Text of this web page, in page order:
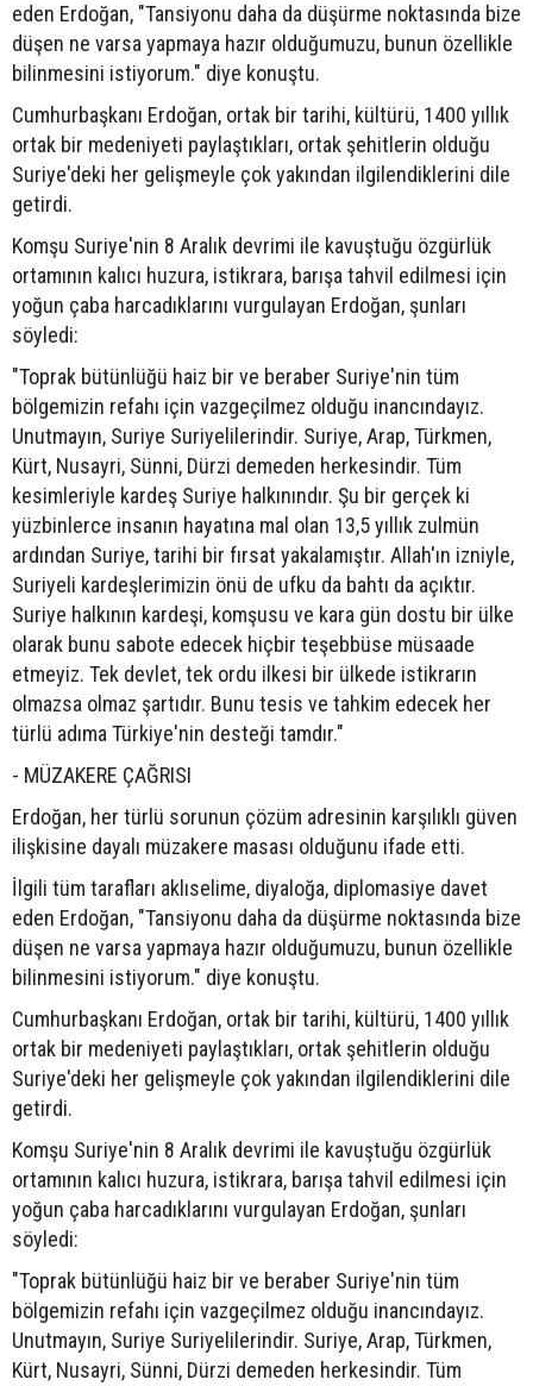
eden Erdoğan, "Tansiyonu daha da düşürme noktasında bize
düşen ne varsa yapmaya hazır olduğumuzu, bunun özellikle
bilinmesini istiyorum." diye konuştu.
Cumhurbaşkanı Erdoğan, ortak bir tarihi, kültürü, 1400 yıllık
ortak bir medeniyeti paylaştıkları, ortak şehitlerin olduğu
Suriye'deki her gelişmeyle çok yakından ilgilendiklerini dile
getirdi.
Komşu Suriye'nin 8 Aralık devrimi ile kavuştuğu özgürlük
ortamının kalıcı huzura, istikrara, barışa tahvil edilmesi için
yoğun çaba harcadıklarını vurgulayan Erdoğan, şunları
söyledi:
"Toprak bütünlüğü haiz bir ve beraber Suriye'nin tüm
bölgemizin refahı için vazgeçilmez olduğu inancındayız.
Unutmayın, Suriye Suriyelilerindir. Suriye, Arap, Türkmen,
Kürt, Nusayri, Sünni, Dürzi demeden herkesindir. Tüm
kesimleriyle kardeş Suriye halkınındır. Şu bir gerçek ki
yüzbinlerce insanın hayatına mal olan 13,5 yıllık zulmün
ardından Suriye, tarihi bir fırsat yakalamıştır. Allah'ın izniyle,
Suriyeli kardeşlerimizin önü de ufku da bahtı da açıktır.
Suriye halkının kardeşi, komşusu ve kara gün dostu bir ülke
olarak bunu sabote edecek hiçbir teşebbüse müsaade
etmeyiz. Tek devlet, tek ordu ilkesi bir ülkede istikrarın
olmazsa olmaz şartıdır. Bunu tesis ve tahkim edecek her
türlü adıma Türkiye'nin desteği tamdır."
- MÜZAKERE ÇAĞRISI
Erdoğan, her türlü sorunun çözüm adresinin karşılıklı güven
ilişkisine dayalı müzakere masası olduğunu ifade etti.
İlgili tüm tarafları aklıselime, diyaloğa, diplomasiye davet
eden Erdoğan, "Tansiyonu daha da düşürme noktasında bize
düşen ne varsa yapmaya hazır olduğumuzu, bunun özellikle
bilinmesini istiyorum." diye konuştu.
Cumhurbaşkanı Erdoğan, ortak bir tarihi, kültürü, 1400 yıllık
ortak bir medeniyeti paylaştıkları, ortak şehitlerin olduğu
Suriye'deki her gelişmeyle çok yakından ilgilendiklerini dile
getirdi.
Komşu Suriye'nin 8 Aralık devrimi ile kavuştuğu özgürlük
ortamının kalıcı huzura, istikrara, barışa tahvil edilmesi için
yoğun çaba harcadıklarını vurgulayan Erdoğan, şunları
söyledi:
"Toprak bütünlüğü haiz bir ve beraber Suriye'nin tüm
bölgemizin refahı için vazgeçilmez olduğu inancındayız.
Unutmayın, Suriye Suriyelilerindir. Suriye, Arap, Türkmen,
Kürt, Nusayri, Sünni, Dürzi demeden herkesindir. Tüm